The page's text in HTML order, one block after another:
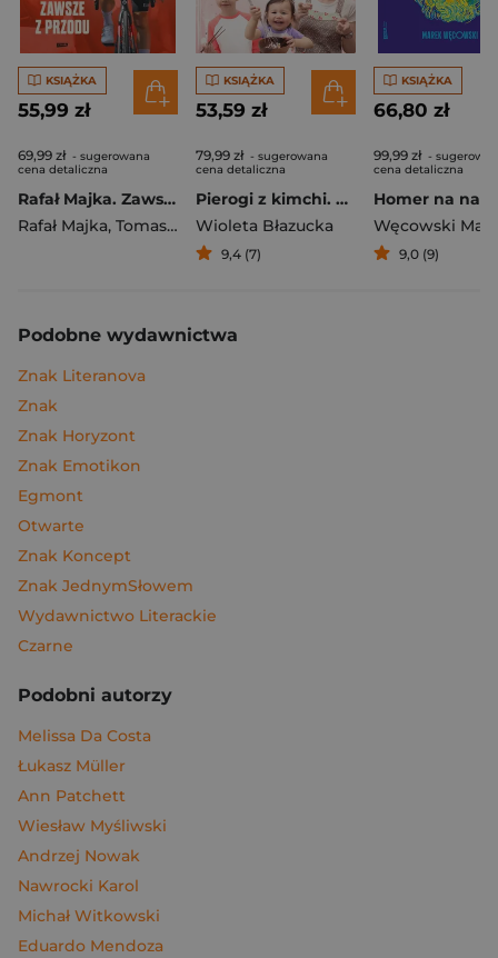
KSIĄŻKA
55,99 zł
69,99 zł - sugerowana
cena detaliczna
Rafał Majka. Zawsze z przodu. Rozmawia Tomasz Kalemba - książka z autografem
Rafał Majka, Tomasz Kalemba
KSIĄŻKA
53,59 zł
79,99 zł - sugerowana
cena detaliczna
Pierogi z kimchi. Moje ulubione azjatyckie przepisy
Wioleta Błazucka
9,4 (7)
KSIĄŻKA
66,80 zł
99,99 zł -
cena detaliczna
Węcowski
9,0 (9)
Podobne wydawnictwa
Znak Literanova
Znak
Znak Horyzont
Znak Emotikon
Egmont
Otwarte
Znak Koncept
Znak JednymSłowem
Wydawnictwo Literackie
Czarne
Podobni autorzy
Melissa Da Costa
Łukasz Müller
Ann Patchett
Wiesław Myśliwski
Andrzej Nowak
Nawrocki Karol
Michał Witkowski
Eduardo Mendoza